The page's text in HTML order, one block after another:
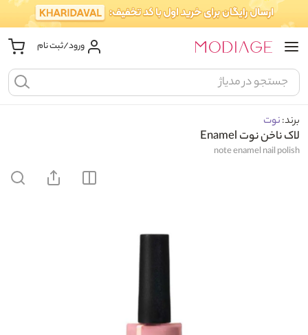
ورود/ثبت نام
برند:نوت
لاک ناخن نوت Enamel
note enamel nail polish